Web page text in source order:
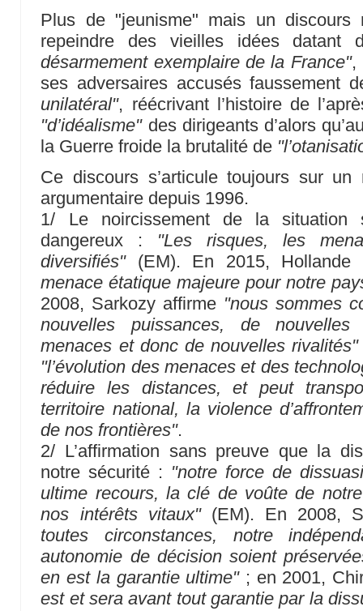
Plus de "jeunisme" mais un discours
repeindre des vieilles idées
désarmement exemplaire de la France",
ses adversaires accusés faussement
unilatéral", réécrivant l’histoire de
"d’idéalisme"des dirigeants d’alors
la Guerre froide la brutalité de
Ce discours s’articule toujours sur
argumentaire depuis 1996.
1/ Le noircissement de la
dangereux : "Les risques, les
diversifiés"(EM). En 2015,
menace étatique majeure pour notre
2008, Sarkozy affirme "nous sommes
nouvelles puissances, de
menaces et donc de nouvelles rivalités"
"l’évolution des menaces et des
réduire les distances, et peut
territoire national, la violence
de nos frontières".
2/ L’affirmation sans preuve que la
notre sécurité : "notre force de
ultime recours, la clé de voûte de
nos intérêts vitaux"(EM). En 2008,
toutes circonstances, notre
autonomie de décision soient
en est la garantie ultime"; en 2001,
est et sera avant tout garantie par la